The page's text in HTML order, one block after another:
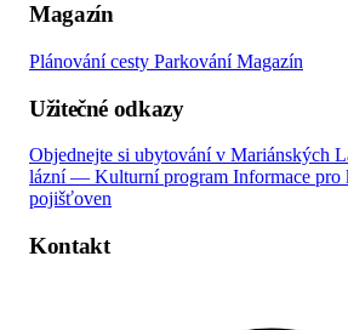
Magazín
Plánování cesty ParkováníMagazín
Užitečné odkazy
Objednejte si ubytování v Mariánských
lázní — Kulturní program Informace pro
pojišťoven
Kontakt